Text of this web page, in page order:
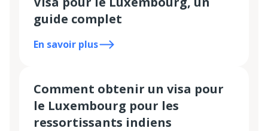
guide complet
En savoir plus
Comment obtenir un visa pour
le Luxembourg pour les
ressortissants indiens